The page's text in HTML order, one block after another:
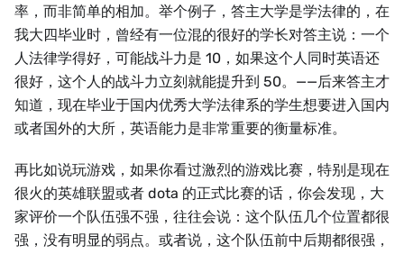
率，而非简单的相加。举个例子，答主大学是学法律的，在
我大四毕业时，曾经有一位混的很好的学长对答主说：一个
人法律学得好，可能战斗力是 10，如果这个人同时英语还
很好，这个人的战斗力立刻就能提升到 50。——后来答主才
知道，现在毕业于国内优秀大学法律系的学生想要进入国内
或者国外的大所，英语能力是非常重要的衡量标准。
再比如说玩游戏，如果你看过激烈的游戏比赛，特别是现在
很火的英雄联盟或者 dota 的正式比赛的话，你会发现，大
家评价一个队伍强不强，往往会说：这个队伍几个位置都很
强，没有明显的弱点。或者说，这个队伍前中后期都很强，